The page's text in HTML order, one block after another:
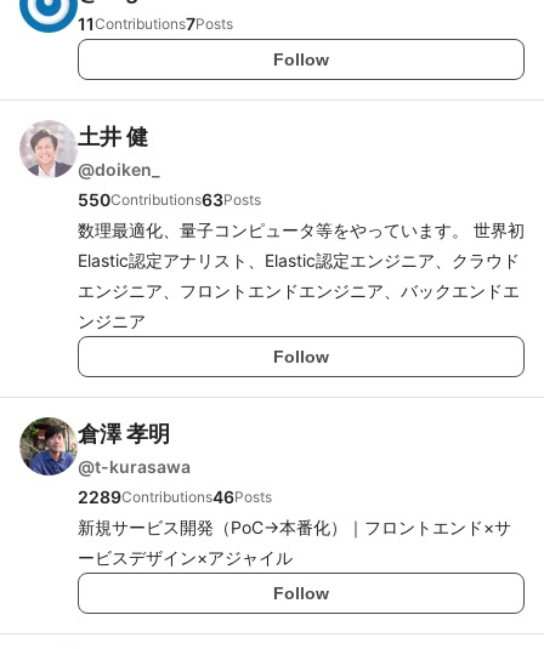
11Contributions7Posts
Follow
土井 健
@doiken_
550Contributions63Posts
数理最適化、量子コンピュータ等をやっています。 世界初
Elastic認定アナリスト、Elastic認定エンジニア、クラウド
エンジニア、フロントエンドエンジニア、バックエンドエ
ンジニア
Follow
倉澤 孝明
@t-kurasawa
2289Contributions46Posts
新規サービス開発（PoC→本番化）｜フロントエンド×サ
ービスデザイン×アジャイル
Follow